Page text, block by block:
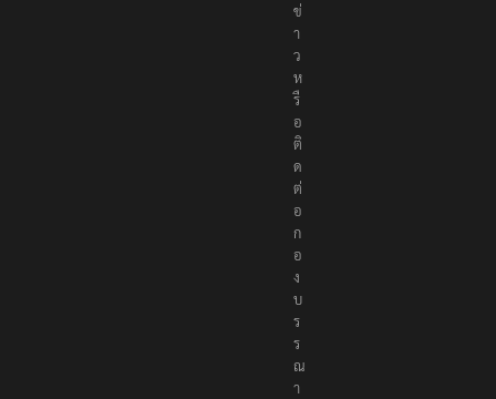
ข่
า
ว
ห
รื
อ
ติ
ด
ต่
อ
ก
อ
ง
บ
ร
ร
ณ
า